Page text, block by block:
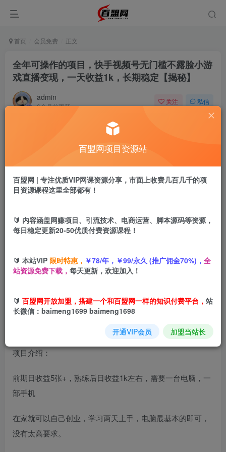
首页 会员免费 正文
全年可操作的项目，快手视频号无门槛不露脸小游
戏直播变现，一天收益1k，长期稳定【揭秘】
admin
6个月前更新
关注 私信
盟币 9.9
立即购买
全年可操作的项目，快手视频号无门槛不露脸小游戏直播变
项目介绍：
前期日收益5张+，熟练后日收益1k左右，需要一台电脑，一
部手机
在家就可以自己创业，学习两天上手，电脑最基本的即可，
没有太高要求。
百盟网项目资源站
百盟网 | 专注优质VIP网课资源分享，市面上收费几百几千的项
目资源课程这里全部都有！
🔰 内容涵盖网赚项目、引流技术、电商运营、脚本源码等资源，
每日稳定更新20-50优质付费资源课程！
🔰 本站VIP 限时特惠， ￥78/年，￥99/永久 (推广佣金70%)， 全
站资源免费下载， 每天更新，欢迎加入！
🔰 百盟网开放加盟，搭建一个和百盟网一样的知识付费平台， 站
长微信：baimeng1699 baimeng1698
开通VIP会员 加盟当站长